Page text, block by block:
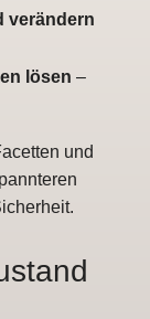
verändern
lösen –
und